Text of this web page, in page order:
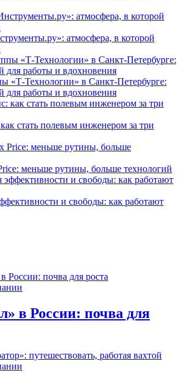
атмосфера, в которой
«Т-Технологии» в Санкт-Петербурге:
для работы и вдохновения
стать полевым инженером за три
меньше рутины, больше технологий
и свободы: как работают
в России: почва для